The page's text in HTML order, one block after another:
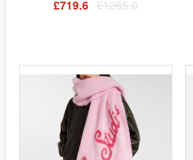
£719.6 £1285.0